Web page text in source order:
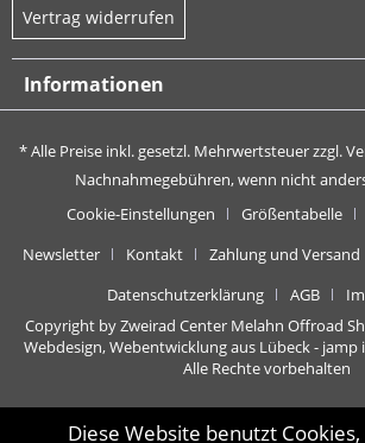
Vertrag widerrufen
Informationen
* Alle Preise inkl. gesetzl. Mehrwertsteuer zzgl.
Nachnahmegebühren, wenn nicht
Cookie-Einstellungen
Größentabelle
Newsletter
Kontakt Zahlung und Versand
Datenschutzerklärung
AGB
Copyright by Zweirad Center Melahn Offroad
Webdesign, Webentwicklung aus Lübeck -
Alle Rechte vorbehalten
Diese Website benutzt